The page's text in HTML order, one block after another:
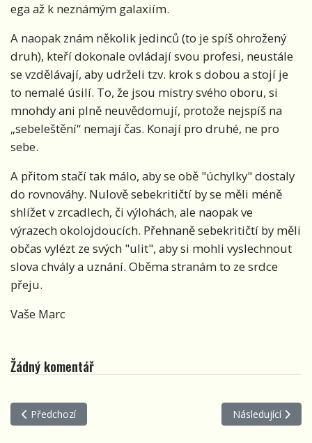
ega až k neznámým galaxiím.
A naopak znám několik jedinců (to je spíš ohrožený
druh), kteří dokonale ovládají svou profesi, neustále
se vzdělávají, aby udrželi tzv. krok s dobou a stojí je
to nemalé úsilí. To, že jsou mistry svého oboru, si
mnohdy ani plně neuvědomují, protože nejspíš na
„sebeleštění“ nemají čas. Konají pro druhé, ne pro
sebe.
A přitom stačí tak málo, aby se obě "úchylky" dostaly
do rovnováhy. Nulově sebekritičtí by se měli méně
shlížet v zrcadlech, či výlohách, ale naopak ve
výrazech okolojdoucích. Přehnaně sebekritičtí by měli
občas vylézt ze svých "ulit", aby si mohli vyslechnout
slova chvály a uznání. Oběma stranám to ze srdce
přeju.
Vaše Marc
Žádný komentář
Předchozí článek: T - Tatrman
Předchozí Další článek: R -
Následující